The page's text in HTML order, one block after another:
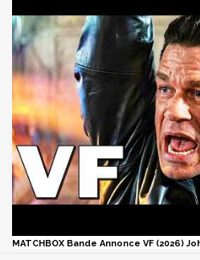
MATCHBOX Bande Annonce VF (2026)